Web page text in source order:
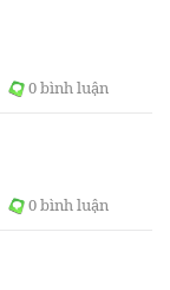
0 bình luận
0 bình luận